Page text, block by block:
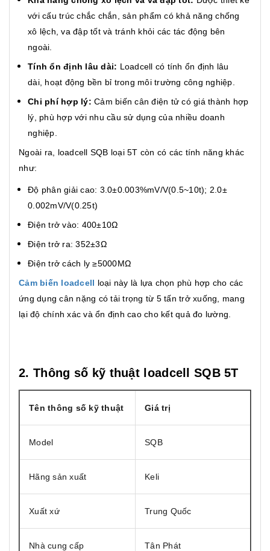
với cấu trúc chắc chắn, sản phẩm có khả năng chống
xô lệch, va đập tốt và tránh khỏi các tác động bên
ngoài.
Tính ổn định lâu dài: Loadcell có tính ổn định lâu
dài, hoạt động bền bỉ trong môi trường công nghiệp.
Chi phí hợp lý: Cảm biến cân điện tử có giá thành hợp
lý, phù hợp với nhu cầu sử dụng của nhiều doanh
nghiệp.
Ngoài ra, loadcell SQB loại 5T còn có các tính năng khác
như:
Độ phân giải cao: 3.0±0.003%mV/V(0.5~10t); 2.0±
0.002mV/V(0.25t)
Điện trở vào: 400±10Ω
Điện trở ra: 352±3Ω
Điện trở cách ly ≥5000MΩ
Cảm biến loadcell loại này là lựa chọn phù hợp cho các
ứng dụng cân nặng có tải trọng từ 5 tấn trở xuống, mang
lại độ chính xác và ổn định cao cho kết quả đo lường.
2. Thông số kỹ thuật loadcell SQB 5T
Tên thông số kỹ thuật Giá trị
Model SQB
Hãng sản xuất Keli
Xuất xứ Trung Quốc
Nhà cung cấp Tân Phát